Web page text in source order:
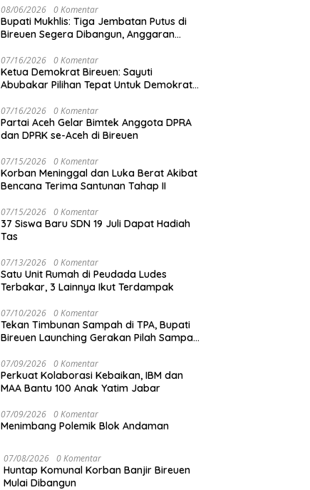
08/06/2026 0 Komentar
Bupati Mukhlis: Tiga Jembatan Putus di
Bireuen Segera Dibangun, Anggaran
07/16/2026 0 Komentar
Ketua Demokrat Bireuen: Sayuti
Abubakar Pilihan Tepat Untuk Demokrat
07/16/2026 0 Komentar
Partai Aceh Gelar Bimtek Anggota DPRA
dan DPRK se-Aceh di Bireuen
07/15/2026 0 Komentar
Korban Meninggal dan Luka Berat Akibat
Bencana Terima Santunan Tahap II
07/15/2026 0 Komentar
37 Siswa Baru SDN 19 Juli Dapat Hadiah
Tas
07/13/2026 0 Komentar
Satu Unit Rumah di Peudada Ludes
Terbakar, 3 Lainnya Ikut Terdampak
07/10/2026 0 Komentar
Tekan Timbunan Sampah di TPA, Bupati
Bireuen Launching Gerakan Pilah Sampah
07/09/2026 0 Komentar
Perkuat Kolaborasi Kebaikan, IBM dan
MAA Bantu 100 Anak Yatim Jabar
07/09/2026 0 Komentar
Menimbang Polemik Blok Andaman
07/08/2026 0 Komentar
Huntap Komunal Korban Banjir Bireuen
Mulai Dibangun